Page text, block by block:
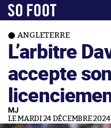
ANGLETERRE
L’arbitre
accepte son
MJ
LE MARDI 24 DÉCEMBRE 2024